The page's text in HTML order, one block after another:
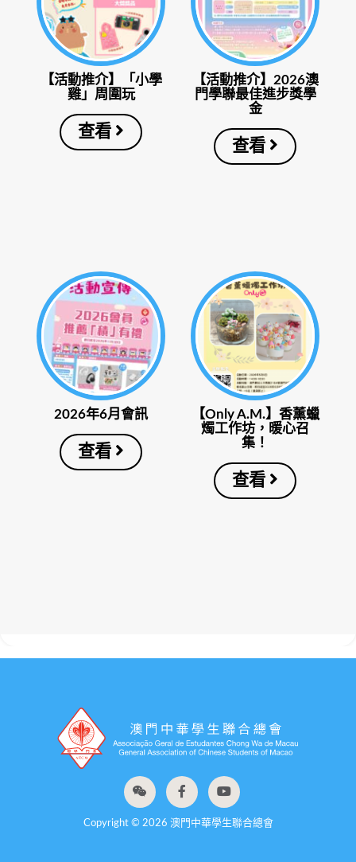
【活動推介】「小學
雞」周圍玩
查看
【活動推介】2026澳
門學聯最佳進步獎學
金
查看
2026年6月會訊
查看
【Only A.M.】香薰蠟
燭工作坊，暖心召
集！
查看
Copyright © 2026 澳門中華學生聯合總會